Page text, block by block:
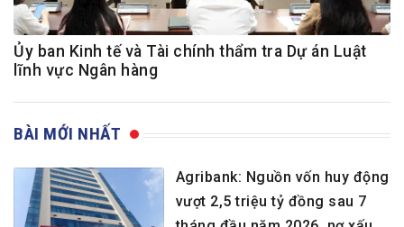
Ủy ban Kinh tế và Tài chính thẩm tra Dự án Luật
lĩnh vực Ngân hàng
BÀI MỚI NHẤT
Agribank: Nguồn vốn huy động
vượt 2,5 triệu tỷ đồng sau 7